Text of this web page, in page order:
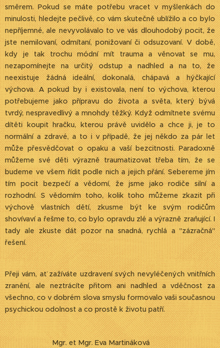
směrem. Pokud se máte potřebu vracet v myšlenkách do
minulosti, hledejte pečlivě, co vám skutečně ublížilo a co bylo
nepříjemné, ale nevyvolávalo to ve vás dlouhodobý pocit, že
jste nemilovaní, odmítaní, ponižovaní či odsuzovaní. V době,
kdy je tak trochu módní mít trauma a věnovat se mu,
nezapomínejte na určitý odstup a nadhled a na to, že
neexistuje žádná ideální, dokonalá, chápavá a hýčkající
výchova. A pokud by i existovala, není to výchova, kterou
potřebujeme jako přípravu do života a světa, který bývá
tvrdý, nespravedlivý a mnohdy těžký. Když odmítnete svému
dítěti koupit hračku, kterou právě uvidělo a chce ji, je to
normální a zdravé, a to i v případě, že jej někdo za pár let
může přesvědčovat o opaku a vaší bezcitnosti. Paradoxně
můžeme své děti výrazně traumatizovat třeba tím, že se
budeme ve všem řídit podle nich a jejich přání. Sebereme jím
tím pocit bezpečí a vědomí, že jsme jako rodiče silní a
rozhodní. S vědomím toho, kolik toho můžeme zkazit při
výchově vlastních dětí, zkusme být ke svým rodičům
shovívaví a řešme to, co bylo opravdu zlé a výrazně zraňující. I
tady ale zkuste dát pozor na snadná, rychlá a "zázračná"
řešení.
Přeji vám, ať zažíváte uzdravení svých nevyléčených vnitřních
zranění, ale neztrácíte přitom ani nadhled a vděčnost za
všechno, co v dobrém slova smyslu formovalo vaši současnou
psychickou odolnost a co prostě k životu patří.
Mgr. et Mgr. Eva Martináková